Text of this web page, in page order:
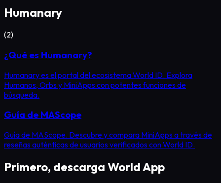
Humanary
(2)
¿Qué es Humanary?
Humanary es el portal del ecosistema World ID. Explora
Humanos, Orbs y MiniApps con potentes funciones de
búsqueda.
Guía de MAScope
Guía de MAScope. Descubre y compara MiniApps a través de
reseñas auténticas de usuarios verificados con World ID.
Primero, descarga World App